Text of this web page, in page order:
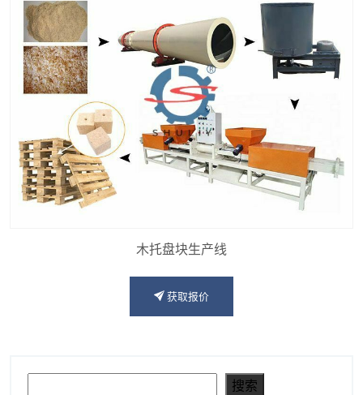
搜索
木托盘块生产线
获取报价